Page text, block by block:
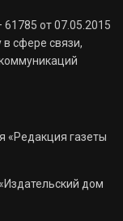
от 07.05.2015
сфере связи,
«Редакция газеты
дом